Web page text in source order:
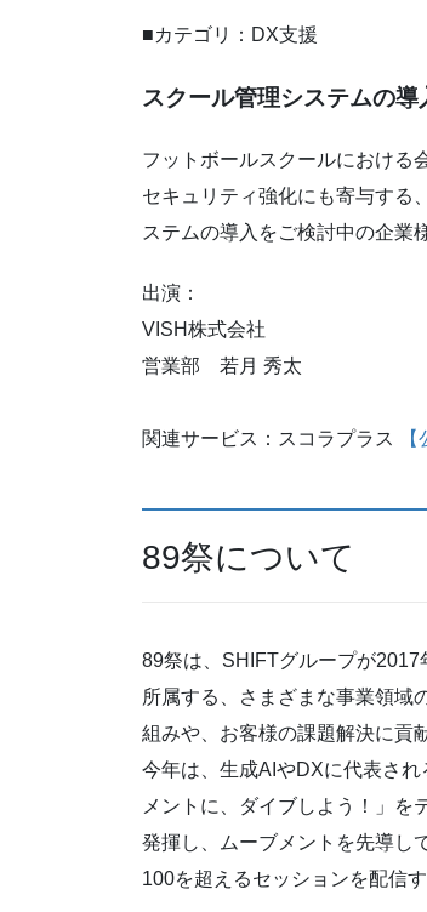
■カテゴリ：DX支援
スクール管理システムの
フットボールスクールにおける
セキュリティ強化にも寄与する
ステムの導入をご検討中の企業
出演：
VISH株式会社
営業部 若月 秀太
関連サービス：スコラプラス
89祭について
89祭は、SHIFTグループが
所属する、さまざまな事業領域
組みや、お客様の課題解決に貢
今年は、生成AIやDXに代表さ
メントに、ダイブしよう！」を
発揮し、ムーブメントを先導し
100を超えるセッションを配信す